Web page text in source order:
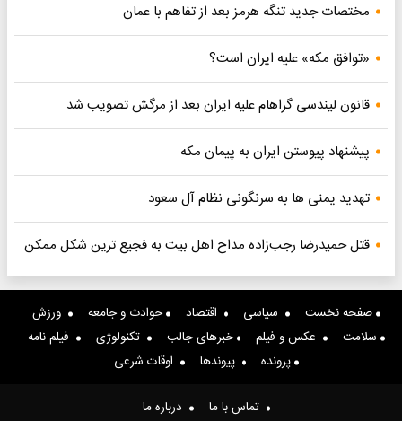
مختصات جدید تنگه هرمز بعد از تفاهم با عمان
«توافق مکه» علیه ایران است؟
قانون لیندسی گراهام علیه ایران بعد از مرگش تصویب شد
پیشنهاد پیوستن ایران به پیمان مکه
تهدید یمنی ها به سرنگونی نظام آل سعود
قتل حمیدرضا رجب‌زاده مداح اهل بیت به فجیع ترین شکل ممکن
صفحه نخست سیاسی اقتصاد حوادث و جامعه
ورزش
سلامت
عکس و فیلم خبرهای جالب تکنولوژی
فیلم نامه
پرونده
پیوندها اوقات شرعی
تماس با ما درباره ما